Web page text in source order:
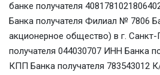
банке получателя
Банка получателя Филиал № 7806
акционерное общество) в г.
получателя 044030707 ИНН Банка
КПП Банка получателя 783543012